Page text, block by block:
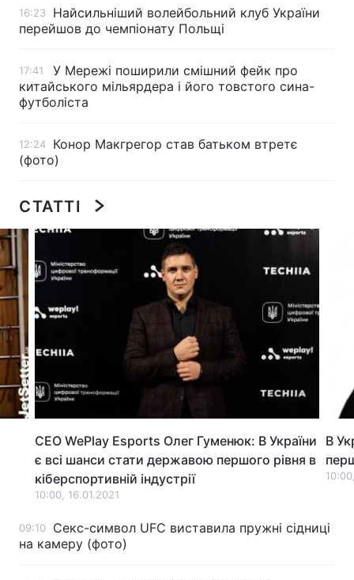
Україна Політика
Спорт Наука
Туризм
Погода
Лонгріди
Відео з Youtube
Інтерв'ю Думки
Архів Вакансії
Послуги
16:23
Найсильніший волейбольний клуб України
перейшов до чемпіонату Польщі
17:41
У Мережі поширили смішний фейк про
китайського мільярдера і його товстого сина-
футболіста
12:24
Конор Макгрегор став батьком втретє
(фото)
СТАТТІ
CEO WePlay Esports Олег Гуменюк: В України
є всі шанси стати державою першого рівня в
кіберспортивній індустрії
10:00, 16.01.2021
В
09:10
Секс-символ UFC виставила пружні сідниці
на камеру (фото)